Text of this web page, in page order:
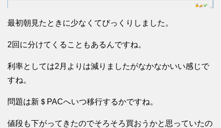
最初朝見たときに少なくてびっくりしました。
2回に分けてくることもあるんですね。
利率としては2月よりは減りましたがなかなかいい感じで
すね。
問題は新＄PACへいつ移行するかですね。
値段も下がってきたのでそろそろ買おうかと思っていたの